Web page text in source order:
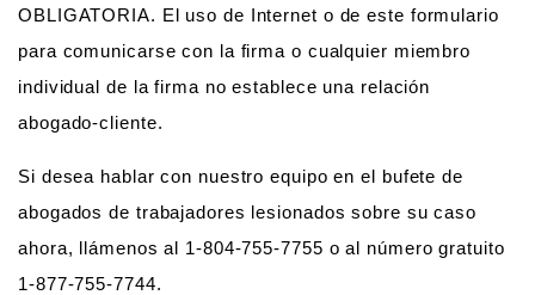
OBLIGATORIA. El uso de Internet o de este formulario
para comunicarse con la firma o cualquier miembro
individual de la firma no establece una relación
abogado-cliente.
Si desea hablar con nuestro equipo en el bufete de
abogados de trabajadores lesionados sobre su caso
ahora, llámenos al 1-804-755-7755 o al número gratuito
1-877-755-7744.